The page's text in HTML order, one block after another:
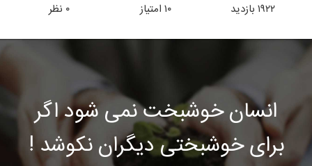
۱۹۲۲ بازدید ۱۰امتیاز ۰ نظر
انسان خوشبخت نمی شود اگر
برای خوشبختی دیگران نکوشد !